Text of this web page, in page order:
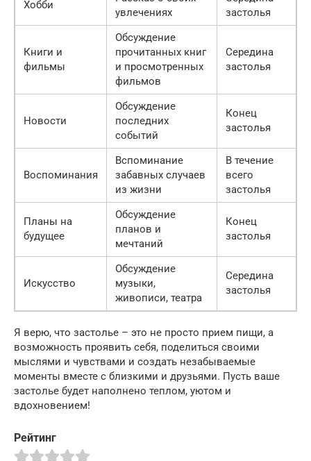
Хобби
увлечениях
застолья
Книги и
фильмы
Обсуждение
прочитанных книг
и просмотренных
фильмов
Середина
застолья
Новости
Обсуждение
последних
событий
Конец
застолья
Воспоминания
Вспоминание
забавных случаев
из жизни
В течение
всего
застолья
Планы на
будущее
Обсуждение
планов и
мечтаний
Конец
застолья
Искусство
Обсуждение
музыки,
живописи, театра
Середина
застолья
Я верю, что застолье – это не просто прием пищи, а
возможность проявить себя, поделиться своими
мыслями и чувствами и создать незабываемые
моменты вместе с близкими и друзьями. Пусть ваше
застолье будет наполнено теплом, уютом и
вдохновением!
Рейтинг